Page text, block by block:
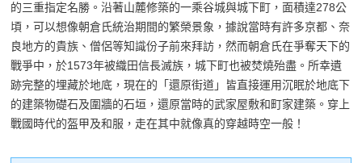
的三重指定名勝。沿著山麓修築的一乘谷城與城下町，面積達278公
頃，可以想像朝倉氏統治期間的繁榮景象，據說當時有許多京都、奈
良地方的貴族、僧侶等知識份子前來拜訪，然而朝倉氏在爭奪天下的
戰爭中，於1573年被織田信長滅族，城下町也被焚燒殆盡。所幸遺
跡完整的埋藏於地底，現在的「還原街道」皆直接運用沉眠於地底下
的建築物礎石及圍牆的石垣，還原當時的武家屋敷和町家建築。穿上
戰國時代的盔甲及和服，走在其中就像真的穿越時空一般！